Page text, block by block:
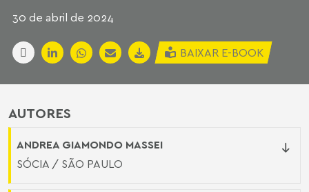
30 de abril de 2024
BAIXAR E-BOOK
AUTORES
ANDREA GIAMONDO MASSEI
SÓCIA / SÃO PAULO